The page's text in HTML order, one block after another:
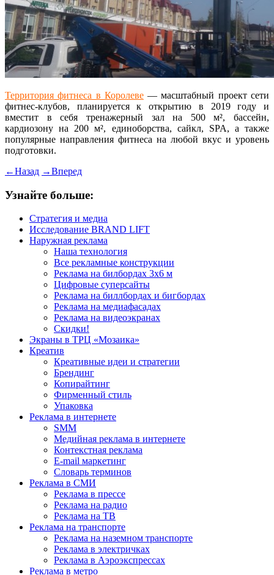
Территория фитнеса в Королеве— масштабный проект сети
фитнес-клубов, планируется к открытию в 2019 году и
вместит в себя тренажерный зал на 500 м², бассейн,
кардиозону на 200 м², единоборства, сайкл, SPA, а также
популярные направления фитнеса на любой вкус и уровень
подготовки.
←Назад →Вперед
Узнайте больше:
Стратегия и медиа
Исследование BRAND LIFT
Наружная реклама
Наша технология
Все рекламные конструкции
Реклама на билбордах 3х6 м
Цифровые суперсайты
Реклама на биллбордах и бигбордах
Реклама на медиафасадах
Реклама на видеоэкранах
Скидки!
Экраны в ТРЦ «Мозаика»
Креатив
Креативные идеи и стратегии
Брендинг
Копирайтинг
Фирменный стиль
Упаковка
Реклама в интернете
SMM
Медийная реклама в интернете
Контекстная реклама
E-mail маркетинг
Словарь терминов
Реклама в СМИ
Реклама в прессе
Реклама на радио
Реклама на ТВ
Реклама на транспорте
Реклама на наземном транспорте
Реклама в электричках
Реклама в Аэроэкспрессах
Реклама в метро